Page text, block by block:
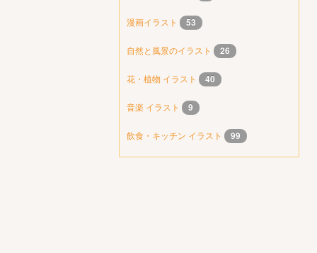
漫画イラスト 53
自然と風景のイラスト 26
花・植物 イラスト 40
音楽 イラスト 9
飲食・キッチン イラスト 99